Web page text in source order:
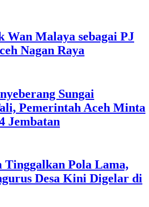
Wan Malaya sebagai PJ
Nagan Raya
Sungai
Pemerintah Aceh Minta
Jembatan
Pola Lama,
Desa Kini Digelar di